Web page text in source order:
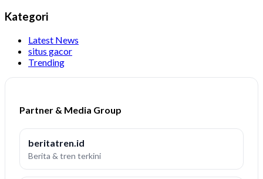
Kategori
Latest News
situs gacor
Trending
Partner & Media Group
beritatren.id
Berita & tren terkini